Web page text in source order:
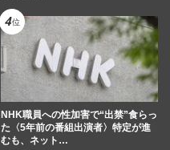
NHK職員への性加害で“出禁”食らっ
た〈5年前の番組出演者〉特定が進
むも、ネット…